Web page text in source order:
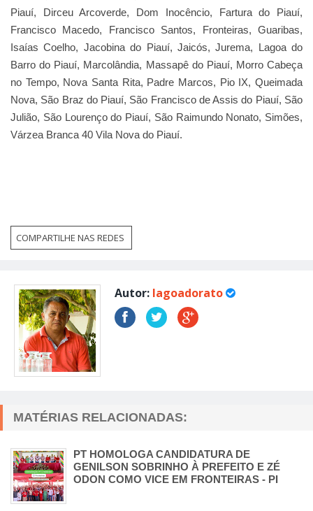
Piauí, Dirceu Arcoverde, Dom Inocêncio, Fartura do Piauí,
Francisco Macedo, Francisco Santos, Fronteiras, Guaribas,
Isaías Coelho, Jacobina do Piauí, Jaicós, Jurema, Lagoa do
Barro do Piauí, Marcolândia, Massapê do Piauí, Morro Cabeça
no Tempo, Nova Santa Rita, Padre Marcos, Pio IX, Queimada
Nova, São Braz do Piauí, São Francisco de Assis do Piauí, São
Julião, São Lourenço do Piauí, São Raimundo Nonato, Simões,
Várzea Branca 40 Vila Nova do Piauí.
COMPARTILHE NAS REDES
Autor: lagoadorato
MATÉRIAS RELACIONADAS:
PT HOMOLOGA CANDIDATURA DE
GENILSON SOBRINHO À PREFEITO E ZÉ
ODON COMO VICE EM FRONTEIRAS - PI